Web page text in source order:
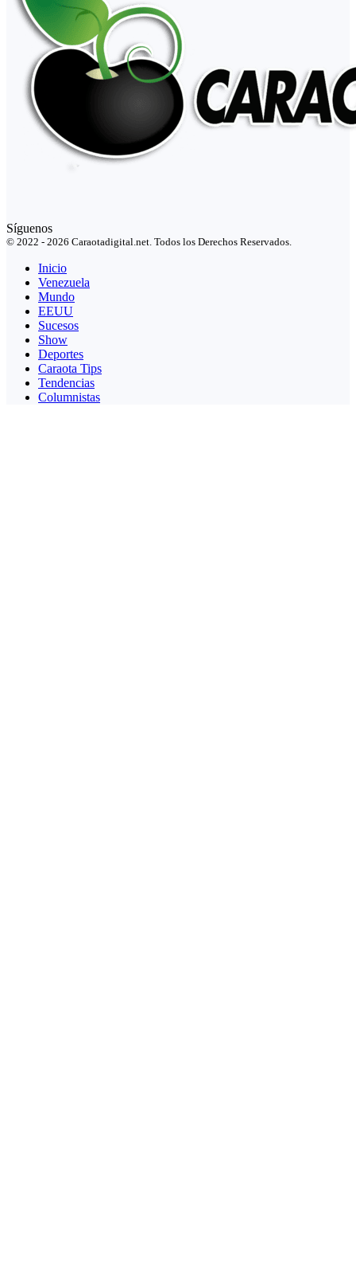
Síguenos
© 2022 - 2026 Caraotadigital.net. Todos los Derechos Reservados.
Inicio
Venezuela
Mundo
EEUU
Sucesos
Show
Deportes
Caraota Tips
Tendencias
Columnistas